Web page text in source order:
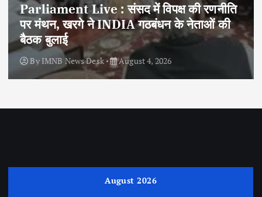
Parliament Live : संसद में विपक्ष की रणनीति
पर मंथन, खरगे ने INDIA गठबंधन के नेताओं की
बैठक बुलाई
ByIMNB News Desk August 4, 2026
August 2026